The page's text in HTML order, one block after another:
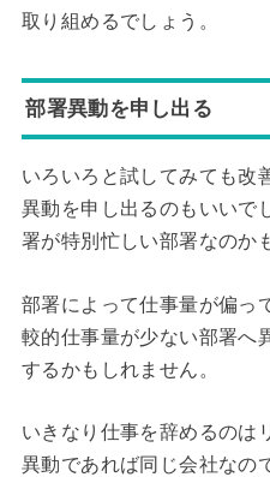
取り組めるでしょう。
部署異動を申し出る
いろいろと試してみても改
異動を申し出るのもいいで
署が特別忙しい部署なのか
部署によって仕事量が偏っ
較的仕事量が少ない部署へ
するかもしれません。
いきなり仕事を辞めるのは
異動であれば同じ会社なの